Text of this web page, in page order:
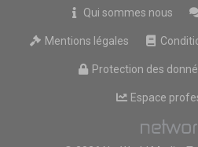
Qui sommes nous
Mentions légales
Protection des
Espace